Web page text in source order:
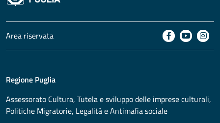
Area riservata
Regione Puglia
Assessorato Cultura, Tutela e sviluppo delle imprese culturali,
Politiche Migratorie, Legalità e Antimafia sociale